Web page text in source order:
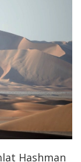
Hashman